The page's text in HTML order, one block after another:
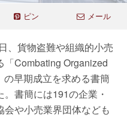
ピン メール
、貨物盗難や組織的小売
Combating Organized
早期成立を求める書簡
書簡には191の企業・
や小売業界団体なども